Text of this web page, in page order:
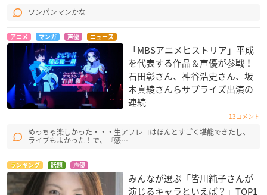
ワンパンマンかな
アニメ マンガ 声優 ニュース
「MBSアニメヒストリア」平成
を代表する作品＆声優が参戦！
石田彰さん、神谷浩史さん、坂
本真綾さんらサプライズ出演の
連続
13コメント
めっちゃ楽しかった・・・生アフレコはほんとすごく堪能できたし、
ライブもよかった！で、『感…
ランキング 話題 声優
みんなが選ぶ「皆川純子さんが
演じるキャラといえば？」TOP1